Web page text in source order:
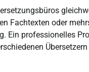
Fachtexten oder
Ein professionelles